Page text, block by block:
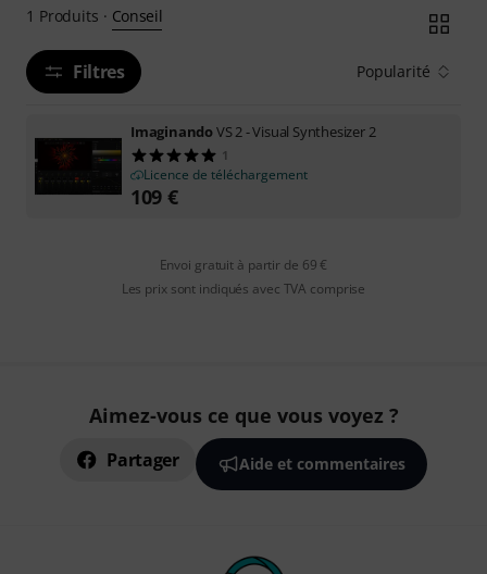
1 Produits · Conseil
Filtres Popularité
ImaginandoVS 2 - Visual Synthesizer 2
1
Licence de téléchargement
109 €
Envoi gratuit à partir de 69 €
Les prix sont indiqués avec TVA comprise
Aimez-vous ce que vous voyez ?
Partager Aide et commentaires